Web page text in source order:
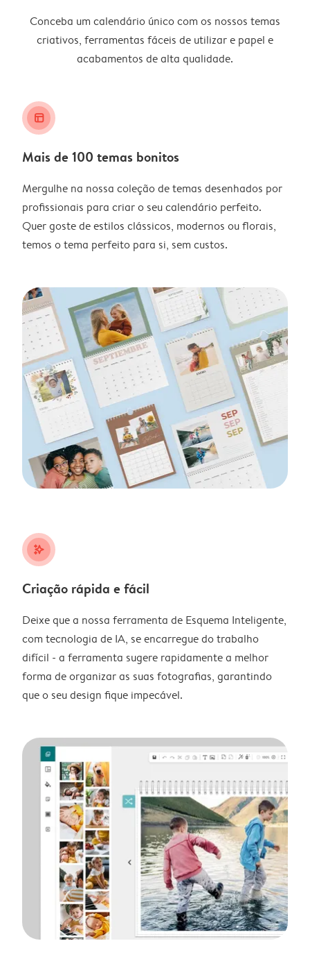
Conceba um calendário único com os nossos temas
criativos, ferramentas fáceis de utilizar e papel e
acabamentos de alta qualidade.
layout_alt
Mais de 100 temas bonitos
Mergulhe na nossa coleção de temas desenhados por
profissionais para criar o seu calendário perfeito.
Quer goste de estilos clássicos, modernos ou florais,
temos o tema perfeito para si, sem custos.
stars_plus
Criação rápida e fácil
Deixe que a nossa ferramenta de Esquema Inteligente,
com tecnologia de IA, se encarregue do trabalho
difícil - a ferramenta sugere rapidamente a melhor
forma de organizar as suas fotografias, garantindo
que o seu design fique impecável.